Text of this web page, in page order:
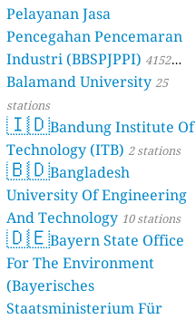
Pelayanan Jasa
Pencegahan Pencemaran
Industri (BBSPJPPI) 4152
stations
Balamand University25
stations
🇮🇩Bandung Institute Of
Technology (ITB) 2 stations
🇧🇩Bangladesh
University Of Engineering
And Technology 10 stations
🇩🇪Bayern State Office
For The Environment
(Bayerisches
Staatsministerium Für